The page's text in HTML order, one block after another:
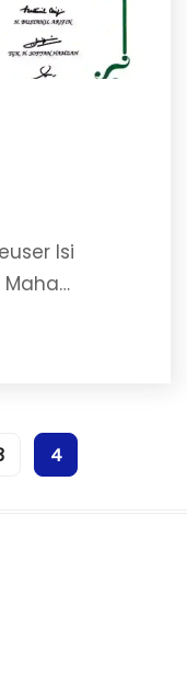
Isi
Maha…
4